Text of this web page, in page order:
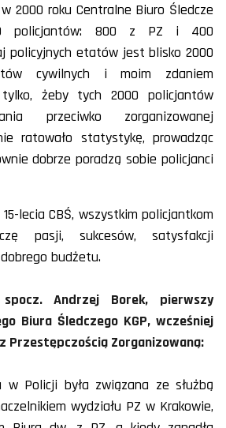
2000 roku Centralne Biuro Śledcze
policjantów: 800 z PZ i 400
policyjnych etatów jest blisko 2000
cywilnych i moim zdaniem
żeby tych 2000 policjantów
przeciwko zorganizowanej
ratowało statystykę, prowadząc
dobrze poradzą sobie policjanci
lecia CBŚ, wszystkim policjantkom
pasji, sukcesów, satysfakcji
budżetu.
Andrzej Borek, pierwszy
Biura Śledczego KGP, wcześniej
Przestępczością Zorganizowaną:
w Policji była związana ze służbą
wydziału PZ w Krakowie,